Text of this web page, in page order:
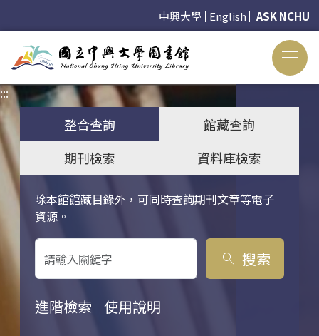
中興大學 English ASK NCHU
:::
整合查詢
館藏查詢
期刊檢索
資料庫檢索
除本館館藏目錄外，可同時查詢期刊文章等電子
資源。
關鍵字搜尋
search 搜索
進階檢索 使用說明